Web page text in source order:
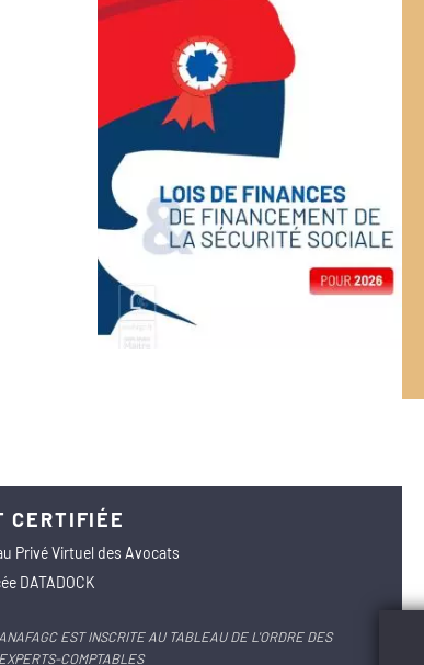
CERTIFIÉE
Privé Virtuel des Avocats
DATADOCK
ANAFAGC EST INSCRITE AU TABLEAU DE L'ORDRE DES
EXPERTS-COMPTABLES